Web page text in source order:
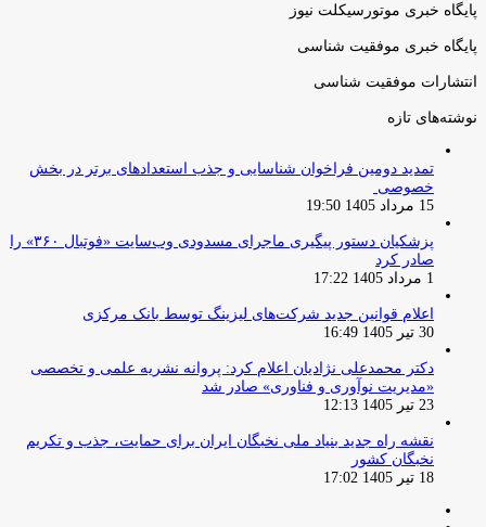
پایگاه خبری موتورسیکلت نیوز
پایگاه خبری موفقیت شناسی
انتشارات موفقیت شناسی
نوشته‌های تازه
تمدید دومین فراخوان شناسایی و جذب استعدادهای برتر در بخش
خصوصی
15 مرداد 1405 19:50
پزشکیان دستور پیگیری ماجرای مسدودی وب‌سایت «فوتبال ۳۶۰» را
صادر کرد
1 مرداد 1405 17:22
اعلام قوانین جدید شرکت‌های لیزینگ توسط بانک مرکزی
30 تیر 1405 16:49
دکتر محمدعلی نژادیان اعلام کرد: پروانه نشریه علمی و تخصصی
«مدیریت نوآوری و فناوری» صادر شد
23 تیر 1405 12:13
نقشه راه جدید بنیاد ملی نخبگان ایران برای حمایت، جذب و تکریم
نخبگان کشور
18 تیر 1405 17:02